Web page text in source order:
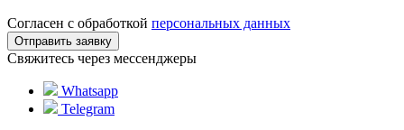
Согласен с обработкой персональных данных
Свяжитесь через мессенджеры
Whatsapp
Telegram